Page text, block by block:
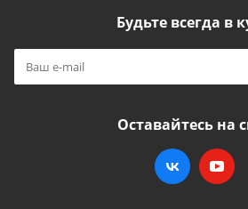
Будьте всегда в
Оставайтесь на